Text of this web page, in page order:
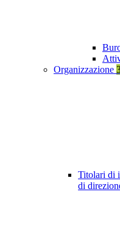
Organizzazione
Titolari di
di